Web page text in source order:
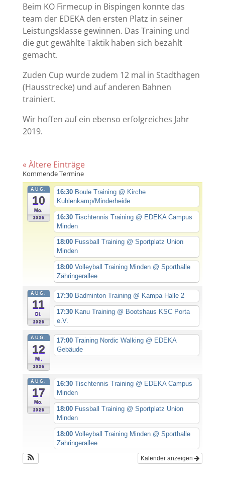
Beim KO Firmecup in Bispingen konnte das
team der EDEKA den ersten Platz in seiner
Leistungsklasse gewinnen. Das Training und
die gut gewählte Taktik haben sich bezahlt
gemacht.
Zuden Cup wurde zudem 12 mal in Stadthagen
(Hausstrecke) und auf anderen Bahnen
trainiert.
Wir hoffen auf ein ebenso erfolgreiches Jahr
2019.
« Ältere Einträge
Kommende Termine
AUG.
10
Mo.
2026
16:30 Boule Training @ Kirche
Kuhlenkamp/Minderheide
16:30Tischtennis Training @ EDEKA Campus
Minden
18:00 Fussball Training @ Sportplatz Union
Minden
18:00Volleyball Training Minden @ Sporthalle
Zähringerallee
AUG.
11
Di.
2026
17:30 Badminton Training @ Kampa Halle 2
17:30 Kanu Training @ Bootshaus KSC Porta
e.V.
AUG.
12
Mi.
2026
17:00Training Nordic Walking @ EDEKA
Gebäude
AUG.
17
Mo.
2026
16:30Tischtennis Training @ EDEKA Campus
Minden
18:00 Fussball Training @ Sportplatz Union
Minden
18:00Volleyball Training Minden @ Sporthalle
Zähringerallee
Kalender anzeigen